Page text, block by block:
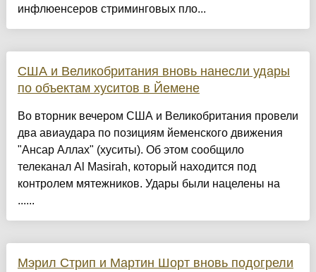
инфлюенсеров стриминговых пло...
США и Великобритания вновь нанесли удары
по объектам хуситов в Йемене
Во вторник вечером США и Великобритания провели
два авиаудара по позициям йеменского движения
"Ансар Аллах" (хуситы). Об этом сообщило
телеканал Al Masirah, который находится под
контролем мятежников. Удары были нацелены на
......
Мэрил Стрип и Мартин Шорт вновь подогрели